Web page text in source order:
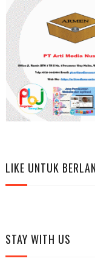
LIKE UNTUK
STAY WITH US